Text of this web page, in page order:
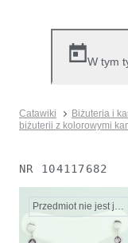
W tym
Catawiki Biżuteria i
biżuterii z kolorowymi
NR 104117682
Przedmiot nie jest już dostępny